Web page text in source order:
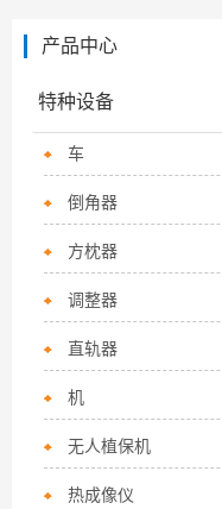
产品中心
特种设备
车
倒角器
方枕器
调整器
直轨器
机
无人植保机
热成像仪